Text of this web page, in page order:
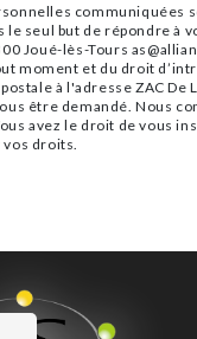
communiquées
le seul but de répondre à
Joué-lès-Tours
moment et du droit
à l'adresse ZAC
être demandé. Nous
avez le droit de vous
droits.